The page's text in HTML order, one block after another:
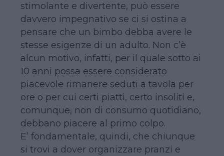
stimolante e divertente, può essere
davvero impegnativo se ci si ostina a
pensare che un bimbo debba avere le
stesse esigenze di un adulto. Non c’è
alcun motivo, infatti, per il quale sotto ai
10 anni possa essere considerato
piacevole rimanere seduti a tavola per
ore o per cui certi piatti, certo insoliti e,
comunque, non di consumo quotidiano,
debbano piacere al primo colpo.
E’ fondamentale, quindi, che chiunque
si trovi a dover organizzare pranzi e